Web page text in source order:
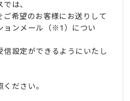
は、
ご希望のお客様にお送りして
ョンメール（※1）につい
信設定ができるようにいたし
ださい。